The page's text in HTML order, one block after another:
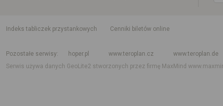
indeks tabliczek przystankowych
Cenniki biletów online
Pozostałe serwisy
hoper.pl www.teroplan.cz
www.teroplan.de
Serwis używa danych GeoLite2 stworzonych przez firmę MaxMind